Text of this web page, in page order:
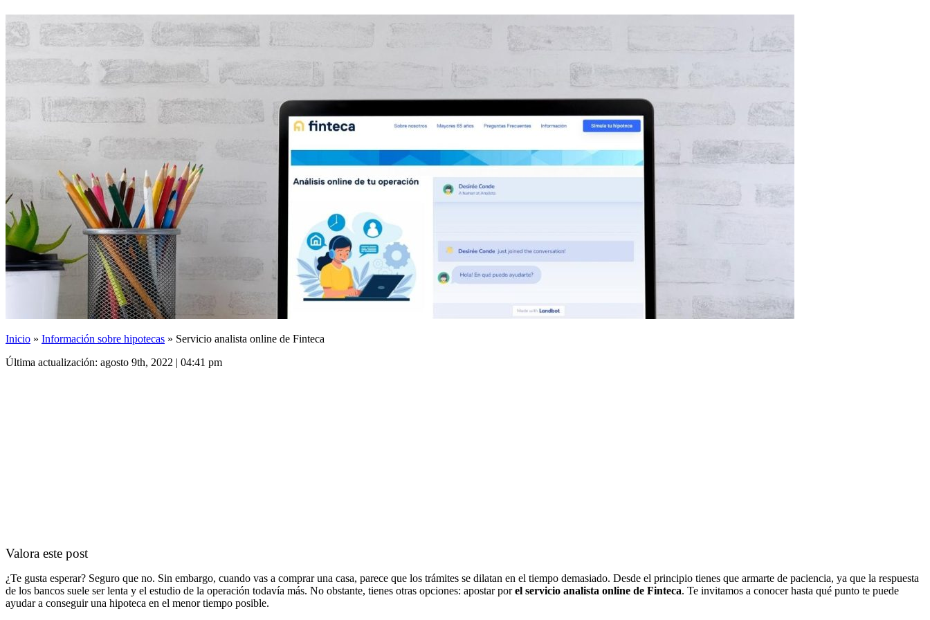
Inicio » Información sobre hipotecas » Servicio analista online de Finteca
Última actualización: agosto 9th, 2022 | 04:41 pm
Valora este post
¿Te gusta esperar? Seguro que no. Sin embargo, cuando vas a comprar una casa, parece que los trámites se dilatan en el tiempo demasiado. Desde el principio tienes que armarte de paciencia, ya que la respuesta
de los bancos suele ser lenta y el estudio de la operación todavía más. No obstante, tienes otras opciones: apostar porel servicio analista online de Finteca. Te invitamos a conocer hasta qué punto te puede
ayudar a conseguir una hipoteca en el menor tiempo posible.